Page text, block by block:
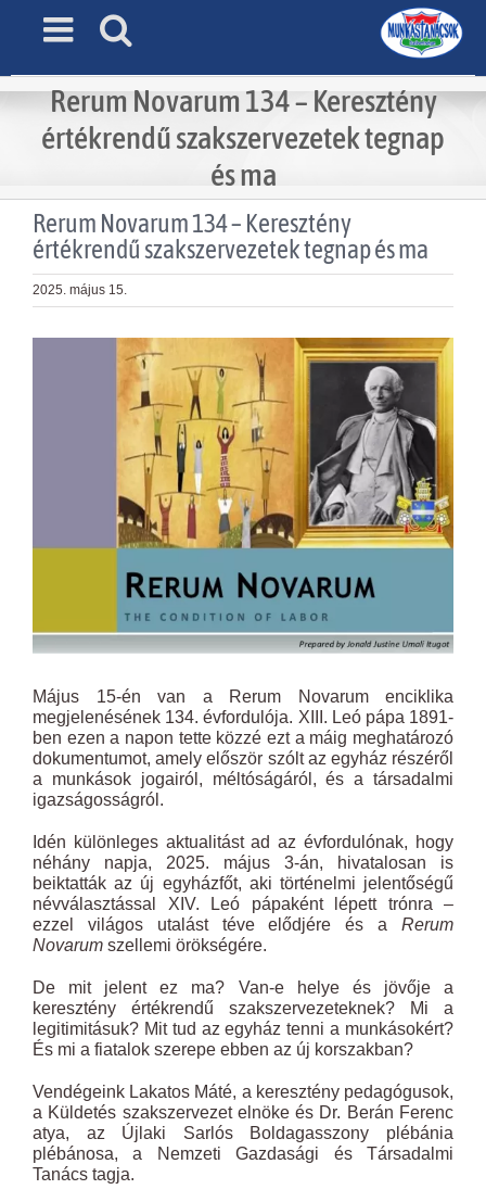
Rerum Novarum 134 – Keresztény
értékrendű szakszervezetek tegnap
és ma
Rerum Novarum 134 – Keresztény
értékrendű szakszervezetek tegnap és ma
2025. május 15.
Május 15-én van a Rerum Novarum enciklika
megjelenésének 134. évfordulója. XIII. Leó pápa 1891-
ben ezen a napon tette közzé ezt a máig meghatározó
dokumentumot, amely először szólt az egyház részéről
a munkások jogairól, méltóságáról, és a társadalmi
igazságosságról.
Idén különleges aktualitást ad az évfordulónak, hogy
néhány napja, 2025. május 3-án, hivatalosan is
beiktatták az új egyházfőt, aki történelmi jelentőségű
névválasztással XIV. Leó pápaként lépett trónra –
ezzel világos utalást téve elődjére és a Rerum
Novarum szellemi örökségére.
De mit jelent ez ma? Van-e helye és jövője a
keresztény értékrendű szakszervezeteknek? Mi a
legitimitásuk? Mit tud az egyház tenni a munkásokért?
És mi a fiatalok szerepe ebben az új korszakban?
Vendégeink Lakatos Máté, a keresztény pedagógusok,
a Küldetés szakszervezet elnöke és Dr. Berán Ferenc
atya, az Újlaki Sarlós Boldagasszony plébánia
plébánosa, a Nemzeti Gazdasági és Társadalmi
Tanács tagja.